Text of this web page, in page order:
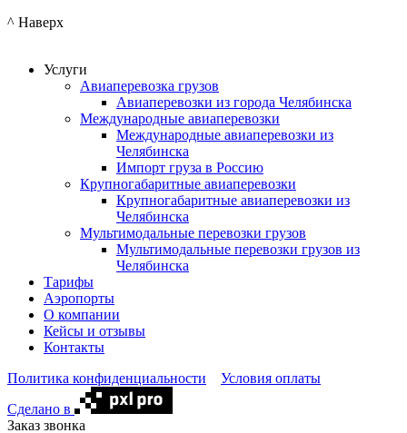
^ Наверх
Услуги
Авиаперевозка грузов
Авиаперевозки из города Челябинска
Международные авиаперевозки
Международные авиаперевозки из
Челябинска
Импорт груза в Россию
Крупногабаритные авиаперевозки
Крупногабаритные авиаперевозки из
Челябинска
Мультимодальные перевозки грузов
Мультимодальные перевозки грузов из
Челябинска
Тарифы
Аэропорты
О компании
Кейсы и отзывы
Контакты
Политика конфиденциальности
Условия оплаты
Сделано в
Заказ звонка